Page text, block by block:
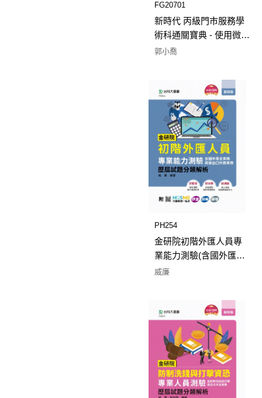
FG20701
新時代 丙級門市服務學
術科通關寶典 - 使用微創
POS系統 - 最新版(第四
習一點通：評量．詳
解．擴增
郭小喬
PH254
金研院初階外匯人員專
業能力測驗(含國外匯兌
業務與進出口外匯業務)
通：評量．詳解．擴增
威廉